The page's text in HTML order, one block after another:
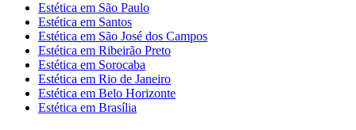
Estética em São Paulo
Estética em Santos
Estética em São José dos Campos
Estética em Ribeirão Preto
Estética em Sorocaba
Estética em Rio de Janeiro
Estética em Belo Horizonte
Estética em Brasília